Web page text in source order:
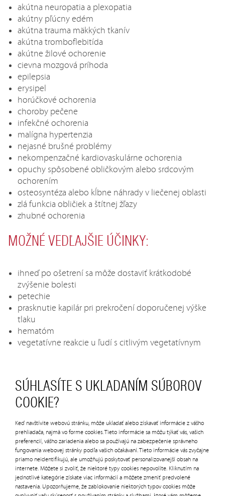
akútna neuropatia a plexopatia
akútny pľúcny edém
akútna trauma mäkkých tkanív
akútna tromboflebitída
akútne žilové ochorenie
cievna mozgová príhoda
epilepsia
erysipel
horúčkové ochorenia
choroby pečene
infekčné ochorenia
malígna hypertenzia
nejasné brušné problémy
nekompenzačné kardiovaskulárne ochorenia
opuchy spôsobené obličkovým alebo srdcovým
ochorením
osteosyntéza alebo kĺbne náhrady v liečenej oblasti
zlá funkcia obličiek a štítnej žľazy
zhubné ochorenia
MOŽNÉ VEDĽAJŠIE ÚČINKY:
ihneď po ošetrení sa môže dostaviť krátkodobé
zvýšenie bolesti
petechie
prasknutie kapilár pri prekročení doporučenej výške
tlaku
hematóm
vegetatívne reakcie u ľudí s citlivým vegetatívnym
VHODNÉ OBLEČENIE:
Pri použití kompresných návlekov na nohy si treba
priniesť vlastné legíny resp. tesnejšie teplákové nohavice
alebo za 3€ poplatok dostanete na vyžiadanie
jednorazové spodné prádlo.
SÚHLASÍTE S UKLADANÍM SÚBOROV
COOKIE?
Keď navštívite webovú stránku, môže ukladať alebo získavať informácie z vášho
prehliadača, najmä vo forme cookies. Tieto informácie sa môžu týkať vás, vašich
preferencií, vášho zariadenia alebo sa používajú na zabezpečenie správneho
fungovania webovej stránky podľa vašich očakávaní. Tieto informácie vás zvyčajne
priamo neidentifikujú, ale umožňujú poskytovať personalizovanejší obsah na
internete. Môžete si zvoliť, že niektoré typy cookies nepovolíte. Kliknutím na
jednotlivé kategórie získate viac informácií a môžete zmeniť predvolené
nastavenia. Upozorňujeme, že zablokovanie niektorých typov cookies môže